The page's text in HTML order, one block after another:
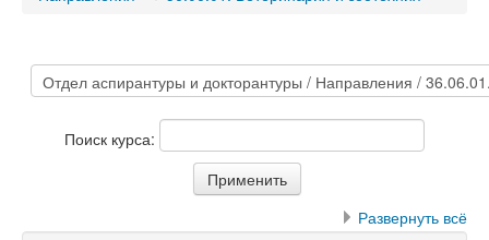
Поиск курса:
Развернуть всё